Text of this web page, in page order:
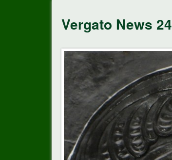
Vergato News 24